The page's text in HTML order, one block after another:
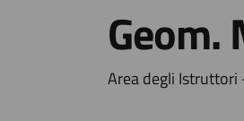
Geom.
Area degli Istruttori